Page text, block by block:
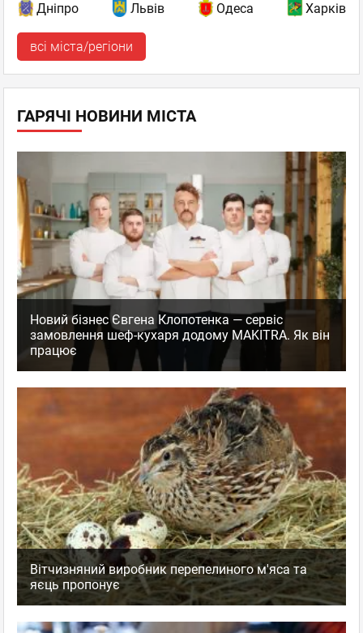
Дніпро Львів Одеса Харків
всі міста/регіони
ГАРЯЧІ НОВИНИ МІСТА
Новий бізнес Євгена Клопотенка — сервіс
замовлення шеф-кухаря додому MAKITRA. Як він
працює
Вітчизняний виробник перепелиного м'яса та
яєць пропонує